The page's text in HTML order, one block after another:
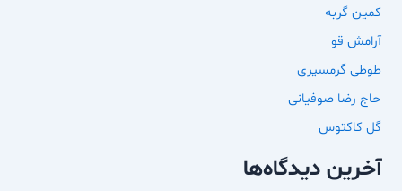
کمین گربه
آرامش قو
طوطی گرمسیری
حاج رضا صوفیانی
گل کاکتوس
آخرین دیدگاه‌ها